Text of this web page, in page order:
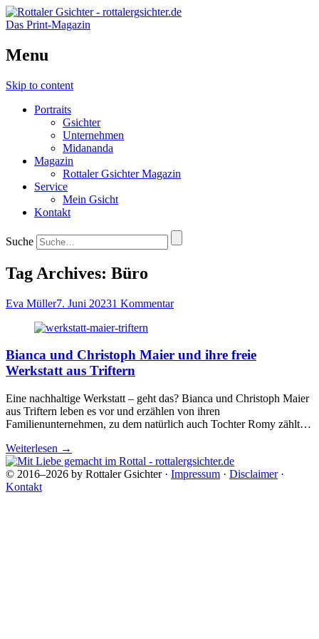
Das Print-Magazin
Menu
Skip to content
Portraits
Gsichter
Unternehmen
Midananda
Magazin
Rottaler Gsichter Magazin
Service
Mein Gsicht
Kontakt
Suche
Tag Archives: Büro
Eva Müller7. Juni 20231 Kommentar
Bianca und Christoph Maier und ihre freie
Werkstatt aus Triftern
Eine nachhaltige Werkstatt – geht das? Bianca und Christoph Maier
aus Triftern leben es vor und erzählen von ihren
Familienunternehmen, zu dem natürlich auch Tochter Romy zählt…
Weiterlesen →
© 2016–2026 by Rottaler Gsichter · Impressum · Disclaimer·
Kontakt